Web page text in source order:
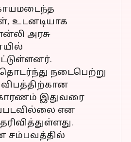
உடனடியாக
அரசு
நடைபெற்று
இதுவரை
என
சம்பவத்தில்